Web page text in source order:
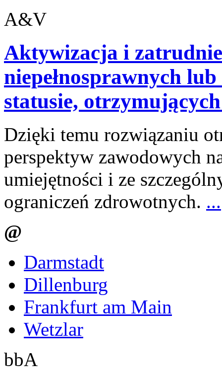
A&V
Aktywizacja i
niepełnosprawnych
statusie,
Dzięki temu rozwiązaniu
perspektyw zawodowych
umiejętności i ze
ograniczeń zdrowotnych. ...
@
Darmstadt
Dillenburg
Frankfurt am Main
Wetzlar
bbA